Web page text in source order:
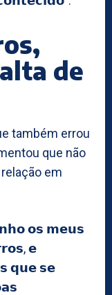
de
também errou
que não
em
𝗼𝘀 𝗺𝗲𝘂𝘀
𝗲
𝗾𝘂𝗲 𝘀𝗲